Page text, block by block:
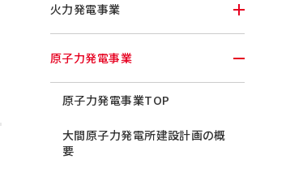
火力発電事業
原子力発電事業
原子力発電事業TOP
大間原子力発電所建設計画の概
要